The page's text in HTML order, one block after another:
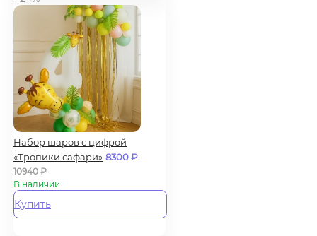
Набор шаров с цифрой
«Тропики сафари» 8300₽
10940₽
В наличии
Купить